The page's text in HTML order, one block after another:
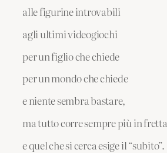
alle figurine introvabili
agli ultimi videogiochi
per un figlio che chiede
per un mondo che chiede
e niente sembra bastare,
ma tutto corre sempre più in fretta
e quel che si cerca esige il “subito”.